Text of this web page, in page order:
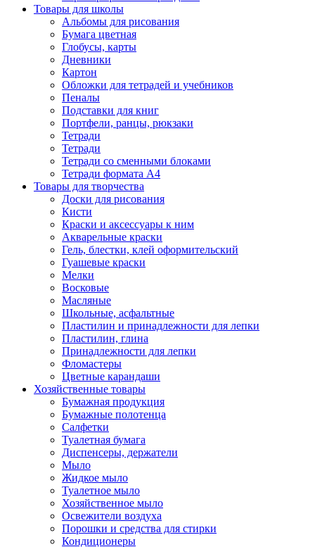
Товары для школы
Альбомы для рисования
Бумага цветная
Глобусы, карты
Дневники
Картон
Обложки для тетрадей и учебников
Пеналы
Подставки для книг
Портфели, ранцы, рюкзаки
Тетради
Тетради
Тетради со сменными блоками
Тетради формата А4
Товары для творчества
Доски для рисования
Кисти
Краски и аксессуары к ним
Акварельные краски
Гель, блестки, клей оформительский
Гуашевые краски
Мелки
Восковые
Масляные
Школьные, асфальтные
Пластилин и принадлежности для лепки
Пластилин, глина
Принадлежности для лепки
Фломастеры
Цветные карандаши
Хозяйственные товары
Бумажная продукция
Бумажные полотенца
Салфетки
Туалетная бумага
Диспенсеры, держатели
Мыло
Жидкое мыло
Туалетное мыло
Хозяйственное мыло
Освежители воздуха
Порошки и средства для стирки
Кондиционеры